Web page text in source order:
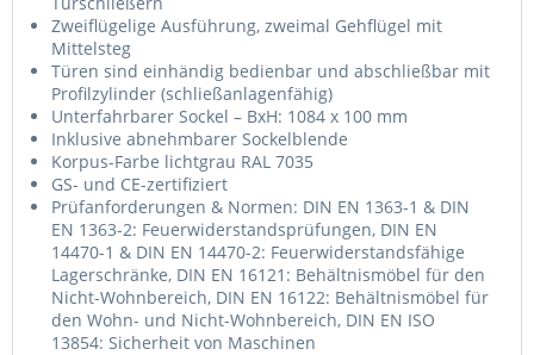
Zweiflügelige Ausführung, zweimal Gehflügel mit
Mittelsteg
Türen sind einhändig bedienbar und abschließbar mit
Profilzylinder (schließanlagenfähig)
Unterfahrbarer Sockel – BxH: 1084 x 100 mm
Inklusive abnehmbarer Sockelblende
Korpus-Farbe lichtgrau RAL 7035
GS- und CE-zertifiziert
Prüfanforderungen & Normen: DIN EN 1363-1 & DIN
EN 1363-2: Feuerwiderstandsprüfungen, DIN EN
14470-1 & DIN EN 14470-2: Feuerwiderstandsfähige
Lagerschränke, DIN EN 16121: Behältnismöbel für den
Nicht-Wohnbereich, DIN EN 16122: Behältnismöbel für
den Wohn- und Nicht-Wohnbereich, DIN EN ISO
13854: Sicherheit von Maschinen